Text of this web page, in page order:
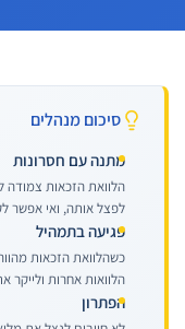
סיכום מנהלים
מתנה עם חסרונות
לפצל אותה, ואי אפשר
פגיעה בתמהיל
כשהלוואת הזכאות
הלוואות אחרות
הפתרון